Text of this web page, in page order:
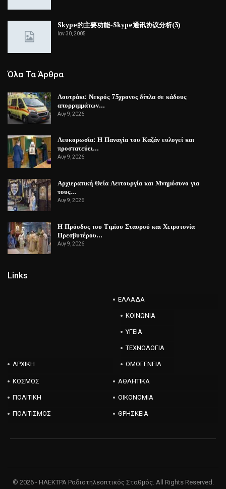
Skype的主要功能-Skype通讯协议分析(3)
Ιαν 30, 2005
Όλα Τα Άρθρα
Λουτράκι: Νεκρός 75χρονος δίπλα σε κάδους
απορριμμάτων…
Αυγ 9, 2026
Λευκορωσία: Η Παναγία του Καζάν ευλογεί και
προστατεύει…
Αυγ 9, 2026
Αρχιερατική Θεία Λειτουργία και Μνημόσυνο για
τους…
Αυγ 9, 2026
Η Πρόοδος του Τιμίου Σταυρού και Χειροτονία
Πρεσβυτέρου…
Αυγ 9, 2026
Links
ΑΡΧΙΚΗ
ΕΛΛΑΔΑ
ΚΟΙΝΩΝΙΑ
ΥΓΕΙΑ
ΤΕΧΝΟΛΟΓΙΑ
ΟΜΟΓΕΝΕΙΑ
ΚΟΣΜΟΣ ΑΘΛΗΤΙΚΑ
ΠΟΛΙΤΙΚΗ ΟΙΚΟΝΟΜΙΑ
ΠΟΛΙΤΙΣΜΟΣ ΘΡΗΣΚΕΙΑ
© 2026 - ΗΛΕΚΤΡΑ Ραδιοτηλεοπτικός Σταθμός. All Rights Reserved.